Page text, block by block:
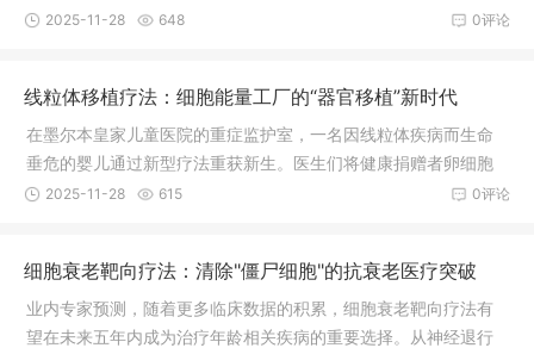
病，从代谢性疾病到器官修复，这一创新技术正在为现代医学开
0评论
2025-11-28 648
线粒体移植疗法：细胞能量工厂的“器官移植”新时代
在墨尔本皇家儿童医院的重症监护室，一名因线粒体疾病而生命
垂危的婴儿通过新型疗法重获新生。医生们将健康捐赠者卵细胞
中的线粒
0评论
2025-11-28 615
细胞衰老靶向疗法：清除"僵尸细胞"的抗衰老医疗突破
业内专家预测，随着更多临床数据的积累，细胞衰老靶向疗法有
望在未来五年内成为治疗年龄相关疾病的重要选择。从神经退行